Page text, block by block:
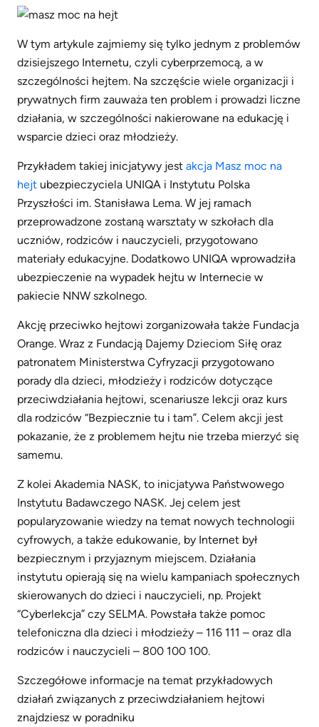
W tym artykule zajmiemy się tylko jednym z problemów
dzisiejszego Internetu, czyli cyberprzemocą, a w
szczególności hejtem. Na szczęście wiele organizacji i
prywatnych firm zauważa ten problem i prowadzi liczne
działania, w szczególności nakierowane na edukację i
wsparcie dzieci oraz młodzieży.
Przykładem takiej inicjatywy jest akcja Masz moc na
hejt ubezpieczyciela UNIQA i Instytutu Polska
Przyszłości im. Stanisława Lema. W jej ramach
przeprowadzone zostaną warsztaty w szkołach dla
uczniów, rodziców i nauczycieli, przygotowano
materiały edukacyjne. Dodatkowo UNIQA wprowadziła
ubezpieczenie na wypadek hejtu w Internecie w
pakiecie NNW szkolnego.
Akcję przeciwko hejtowi zorganizowała także Fundacja
Orange. Wraz z Fundacją Dajemy Dzieciom Siłę oraz
patronatem Ministerstwa Cyfryzacji przygotowano
porady dla dzieci, młodzieży i rodziców dotyczące
przeciwdziałania hejtowi, scenariusze lekcji oraz kurs
dla rodziców “Bezpiecznie tu i tam”. Celem akcji jest
pokazanie, że z problemem hejtu nie trzeba mierzyć się
samemu.
Z kolei Akademia NASK, to inicjatywa Państwowego
Instytutu Badawczego NASK. Jej celem jest
popularyzowanie wiedzy na temat nowych technologii
cyfrowych, a także edukowanie, by Internet był
bezpiecznym i przyjaznym miejscem. Działania
instytutu opierają się na wielu kampaniach społecznych
skierowanych do dzieci i nauczycieli, np. Projekt
“Cyberlekcja” czy SELMA. Powstała także pomoc
telefoniczna dla dzieci i młodzieży – 116 111 – oraz dla
rodziców i nauczycieli – 800 100 100.
Szczegółowe informacje na temat przykładowych
działań związanych z przeciwdziałaniem hejtowi
znajdziesz w poradniku